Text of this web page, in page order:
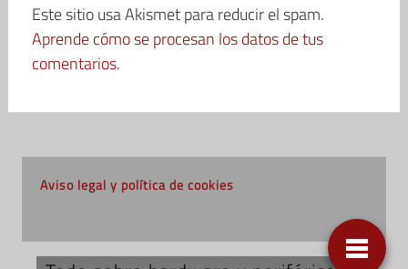
Este sitio usa Akismet para reducir el spam.
Aprende cómo se procesan los datos de tus
comentarios.
Aviso legal y política de cookies